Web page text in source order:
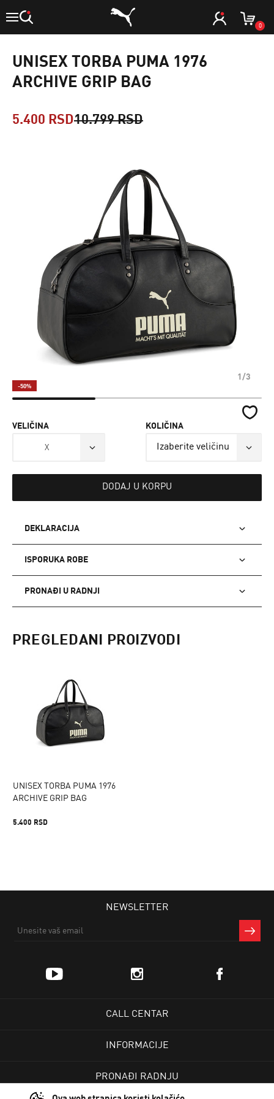
0
UNISEX TORBA PUMA 1976
ARCHIVE GRIP BAG
5.400 RSD10.799 RSD
1/3
-50%
VELIČINA
X
KOLIČINA
DODAJ U KORPU
DEKLARACIJA
ISPORUKA ROBE
PRONAĐI U RADNJI
PREGLEDANI PROIZVODI
UNISEX TORBA PUMA 1976
ARCHIVE GRIP BAG
5.400 RSD
NEWSLETTER
CALL CENTAR
INFORMACIJE
PRONAĐI RADNJU